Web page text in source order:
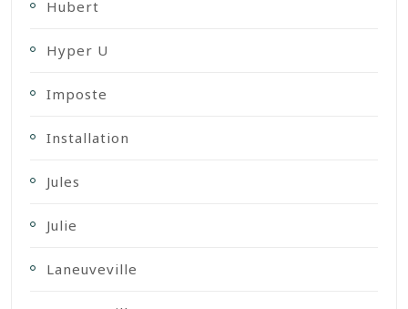
Hubert
Hyper U
Imposte
Installation
Jules
Julie
Laneuveville